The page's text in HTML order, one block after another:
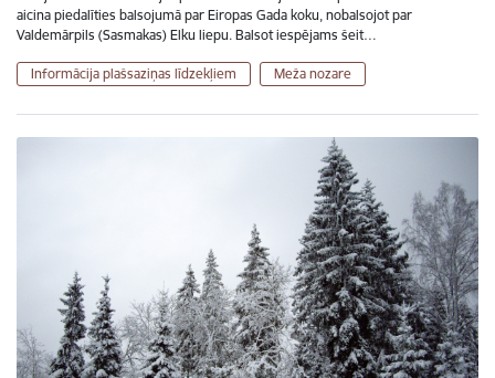
aicina piedalīties balsojumā par Eiropas Gada koku, nobalsojot par
Valdemārpils (Sasmakas) Elku liepu. Balsot iespējams šeit…
Informācija plašsaziņas līdzekļiem Meža nozare